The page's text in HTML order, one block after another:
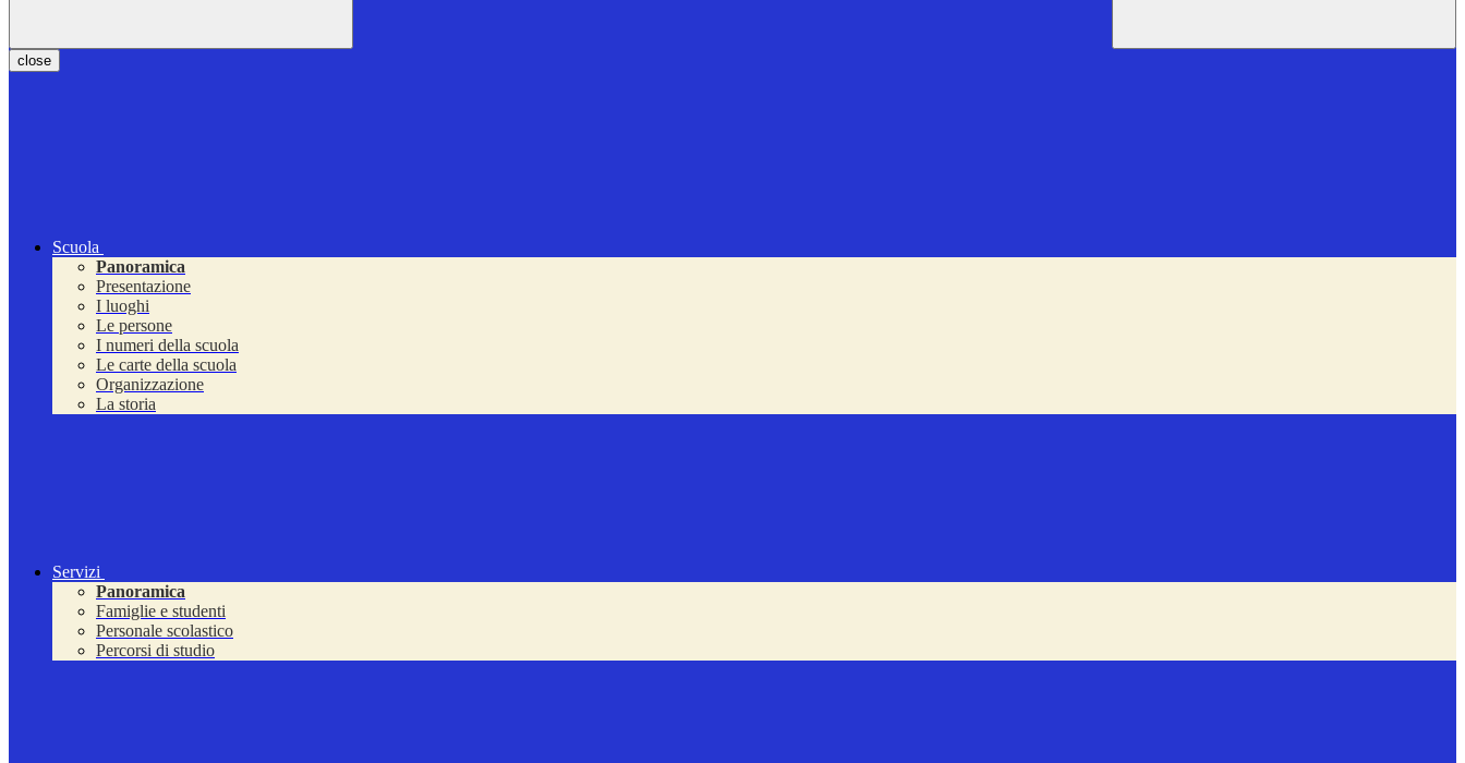
close
Scuola
Panoramica
Presentazione
I luoghi
Le persone
I numeri della scuola
Le carte della scuola
Organizzazione
La storia
Servizi
Panoramica
Famiglie e studenti
Personale scolastico
Percorsi di studio